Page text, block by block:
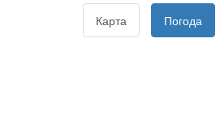
Карта Погода